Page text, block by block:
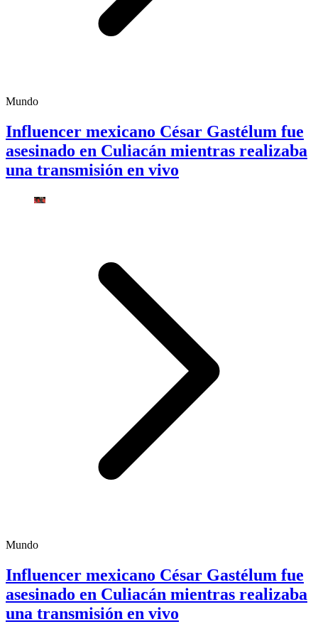
Mundo
Influencer mexicano César Gastélum fue
asesinado en Culiacán mientras realizaba
una transmisión en vivo
Mundo
Influencer mexicano César Gastélum fue
asesinado en Culiacán mientras realizaba
una transmisión en vivo